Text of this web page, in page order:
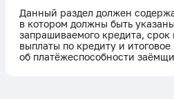
Данный раздел должен
в котором должны быть
запрашиваемого кредита,
выплаты по кредиту и
об платёжеспособности